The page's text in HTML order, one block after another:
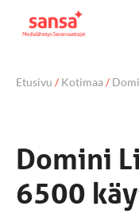
Etusivu /Kotimaa/
Domini
6500